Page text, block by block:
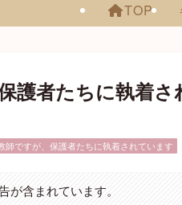
TOP
護者たちに執着
師ですが、保護者たちに執着されています
が含まれています。